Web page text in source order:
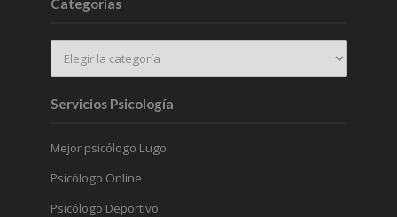
Categorías
Servicios Psicología
Mejor psicólogo Lugo
Psicólogo Online
Psicólogo Deportivo